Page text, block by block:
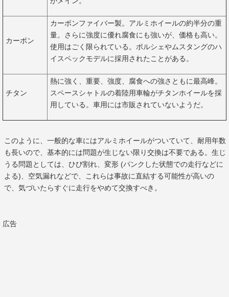
カーボン
カーボンファイバー製。アルミホイールの約半分の重
量。さらに強度に優れ腐食にも強いが、価格も高い。
使用はごく限られている。ポルシェやムスタングのハ
イスペックモデルに採用されたことがある。
チタン
熱に強く、重要、強度、腐食への強さともに最高峰。
スペースシャトルの着陸用車輪がチタンホイールを採
用している。車用には市販されていないようだ。
このように、一般的な車にはアルミホイールがついていて、耐用年数
も長いので、基本的には問題が生じない限り交換は不要である。生じ
うる問題としては、ひび割れ、変形 (パンクした状態での走行などに
よる)、空気漏れなどで、これらは事故に直結する可能性が高いの
で、気づいたらすぐに走行をやめて交換すべき。
広告